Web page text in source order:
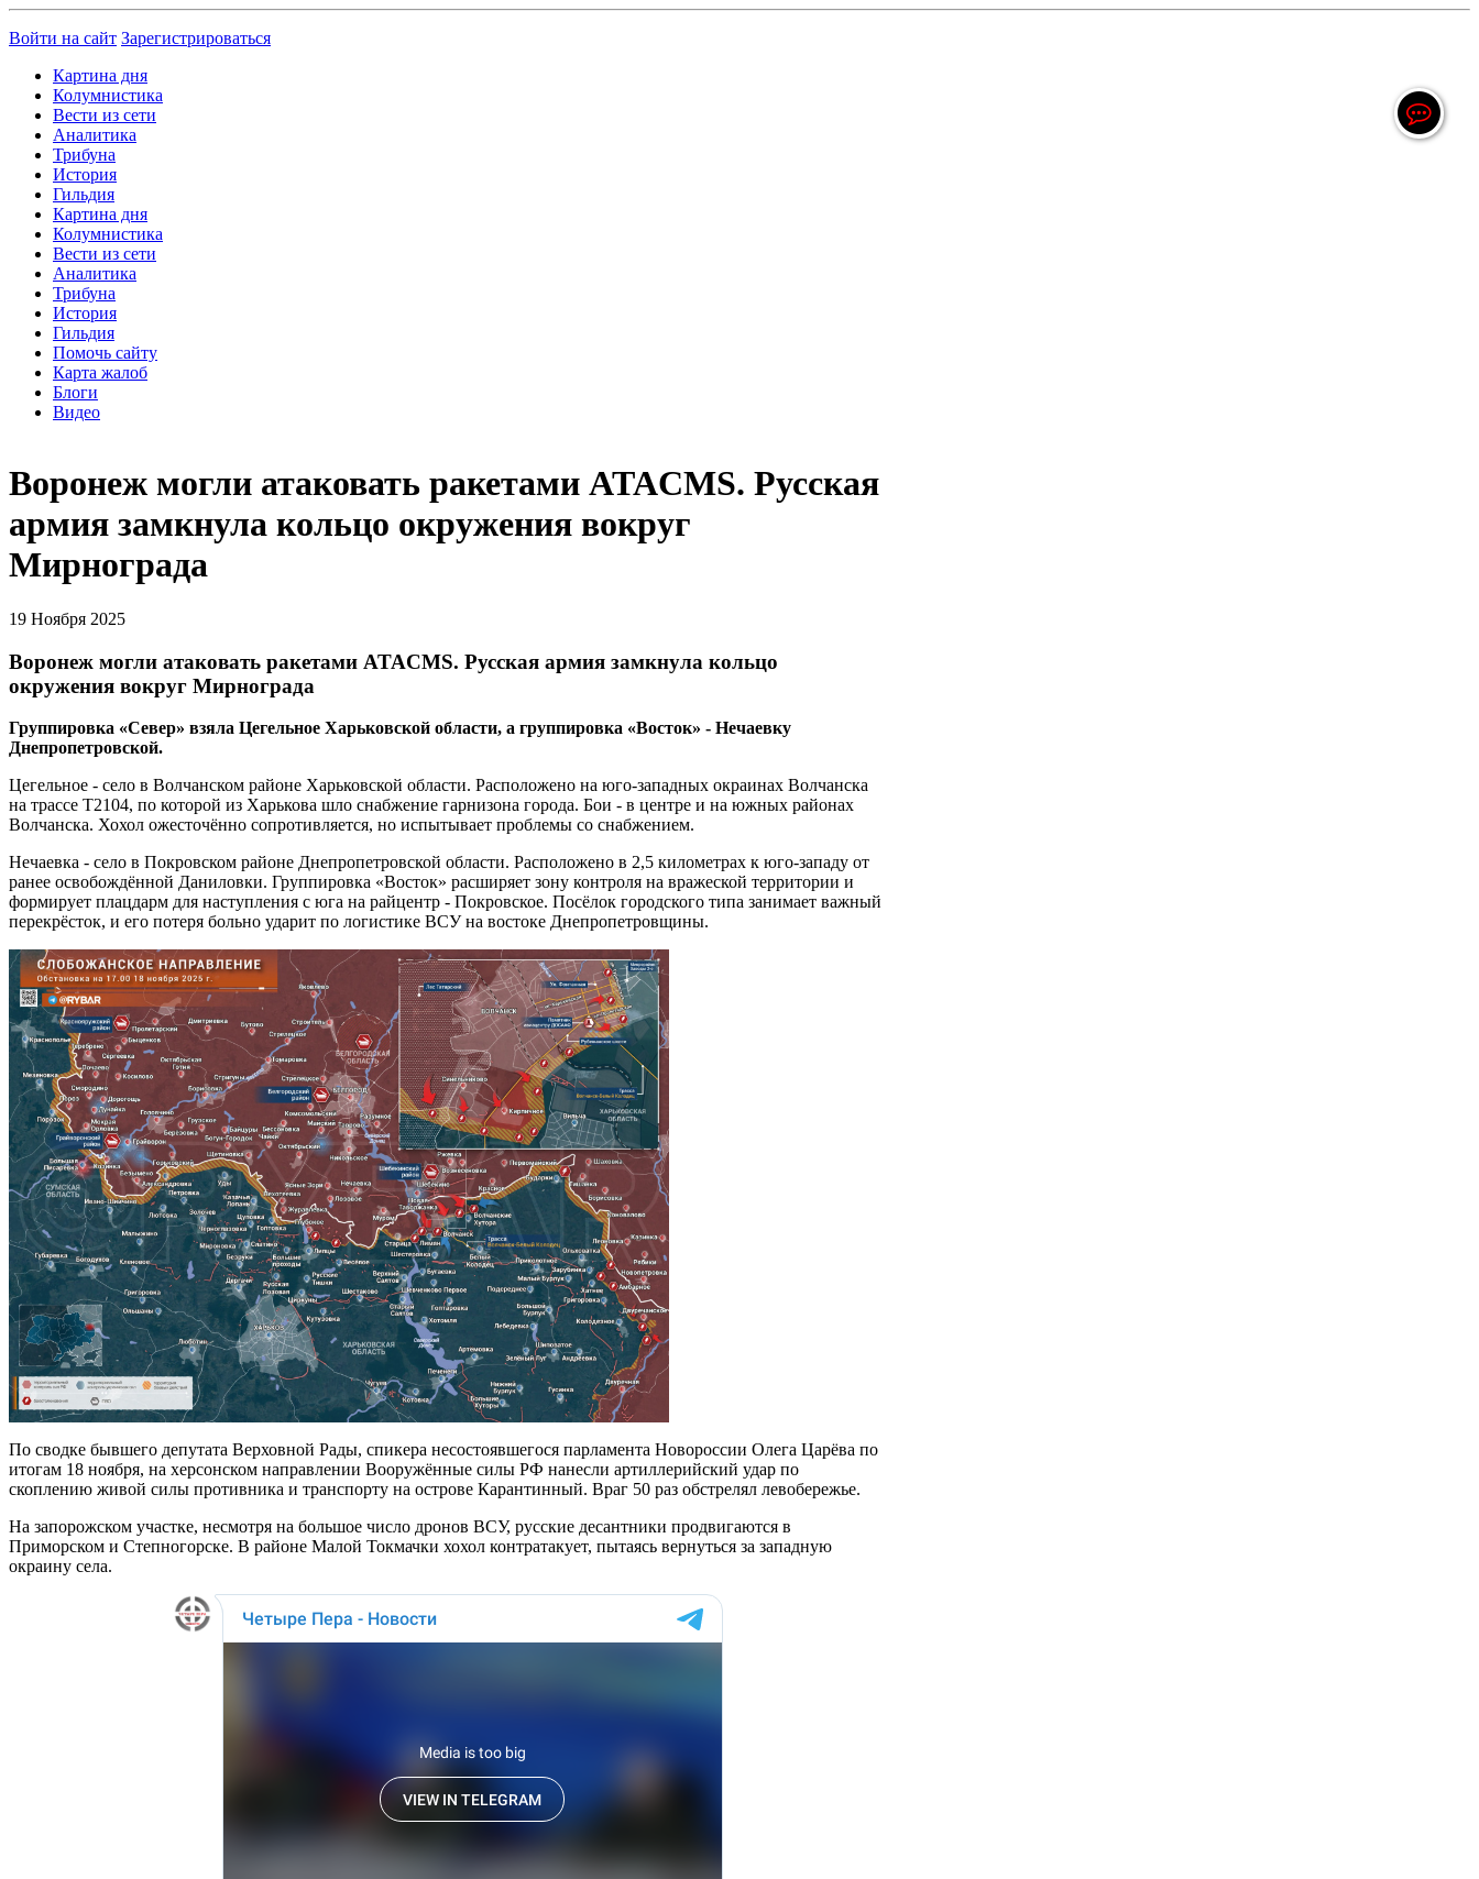
Войти на сайт Зарегистрироваться
Картина дня
Колумнистика
Вести из сети
Аналитика
Трибуна
История
Гильдия
Картина дня
Колумнистика
Вести из сети
Аналитика
Трибуна
История
Гильдия
Помочь сайту
Карта жалоб
Блоги
Видео
Воронеж могли атаковать ракетами ATACMS. Русская
армия замкнула кольцо окружения вокруг
Мирнограда
19 Ноября 2025
Воронеж могли атаковать ракетами ATACMS. Русская армия замкнула кольцо
окружения вокруг Мирнограда
Группировка «Север» взяла Цегельное Харьковской области, а группировка «Восток» - Нечаевку
Днепропетровской.
Цегельное - село в Волчанском районе Харьковской области. Расположено на юго-западных окраинах Волчанска
на трассе Т2104, по которой из Харькова шло снабжение гарнизона города. Бои - в центре и на южных районах
Волчанска. Хохол ожесточённо сопротивляется, но испытывает проблемы со снабжением.
Нечаевка - село в Покровском районе Днепропетровской области. Расположено в 2,5 километрах к юго-западу от
ранее освобождённой Даниловки. Группировка «Восток» расширяет зону контроля на вражеской территории и
формирует плацдарм для наступления с юга на райцентр - Покровское. Посёлок городского типа занимает важный
перекрёсток, и его потеря больно ударит по логистике ВСУ на востоке Днепропетровщины.
По сводке бывшего депутата Верховной Рады, спикера несостоявшегося парламента Новороссии Олега Царёва по
итогам 18 ноября, на херсонском направлении Вооружённые силы РФ нанесли артиллерийский удар по
скоплению живой силы противника и транспорту на острове Карантинный. Враг 50 раз обстрелял левобережье.
На запорожском участке, несмотря на большое число дронов ВСУ, русские десантники продвигаются в
Приморском и Степногорске. В районе Малой Токмачки хохол контратакует, пытаясь вернуться за западную
окраину села.